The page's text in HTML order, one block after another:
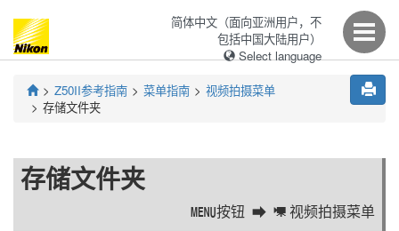
简体中文（面向亚洲用户，不
包括中国大陆用户）
Select language
Z50II参考指南 菜单指南
视频拍摄菜单
存储文件夹
存储文件夹
G按钮 1 视频拍摄菜单